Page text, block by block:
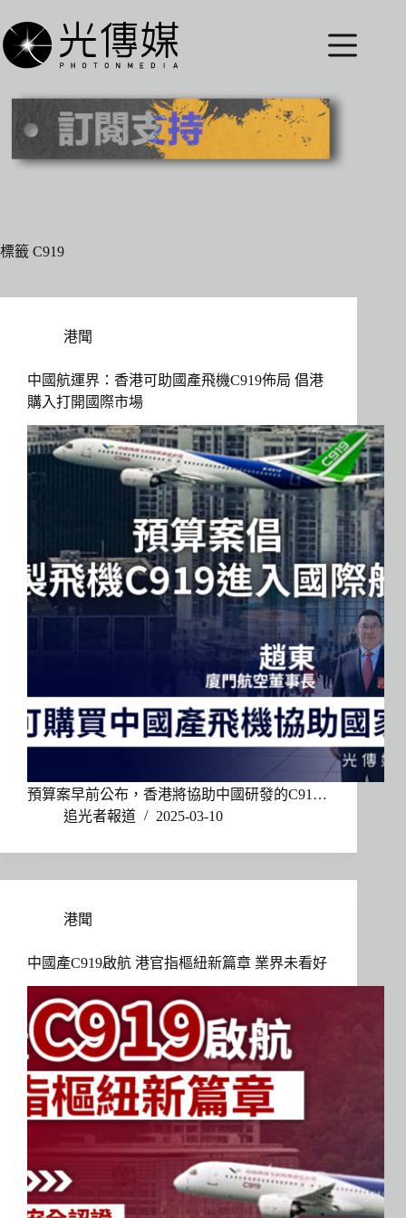
至
主
內
標籤 C919
港聞
中國航運界：香港可助國產飛機C919佈局 倡港
購入打開國際市場
預算案早前公布，香港將協助中國研發的C91…
追光者報道
2025-03-10
港聞
中國產C919啟航 港官指樞紐新篇章 業界未看好